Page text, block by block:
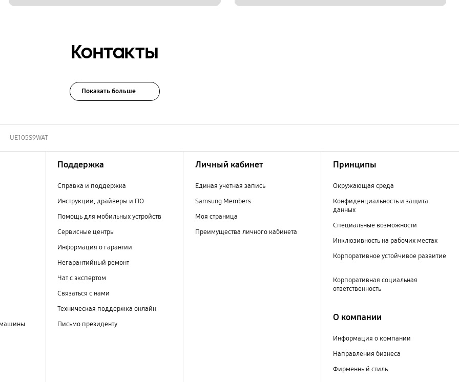
Контакты
Показать больше
UE105S9WAT
Поддержка
Справка и поддержка
Инструкции, драйверы и ПО
Помощь для мобильных устройств
Сервисные центры
Информация о гарантии
Негарантийный ремонт
Чат с экспертом
Связаться с нами
Техническая поддержка онлайн
Письмо президенту
Личный кабинет
Единая учетная запись
Samsung Members
Моя страница
Преимущества личного кабинета
Принципы
Окружающая среда
Конфиденциальность и защита
данных
Специальные возможности
Инклюзивность на рабочих местах
Корпоративное устойчивое развитие
Корпоративная социальная
ответственность
О компании
Информация о компании
Направления бизнеса
Фирменный стиль